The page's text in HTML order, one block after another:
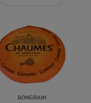
BONGRAIN